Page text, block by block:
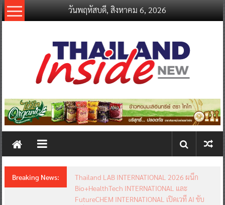
Skip
to
วันพฤหัสบดี, สิงหาคม 6, 2026
thailandinsidenew.com
Thailand
New
Breaking News:
Thailand LAB INTERNATIONAL 2026 ผนึก
Bio+HealthTech INTERNATIONAL และ
FutureCHEM INTERNATIONAL เปิดเวที AI ขับ